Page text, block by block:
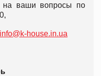
на ваши вопросы по
info@k-house.in.ua